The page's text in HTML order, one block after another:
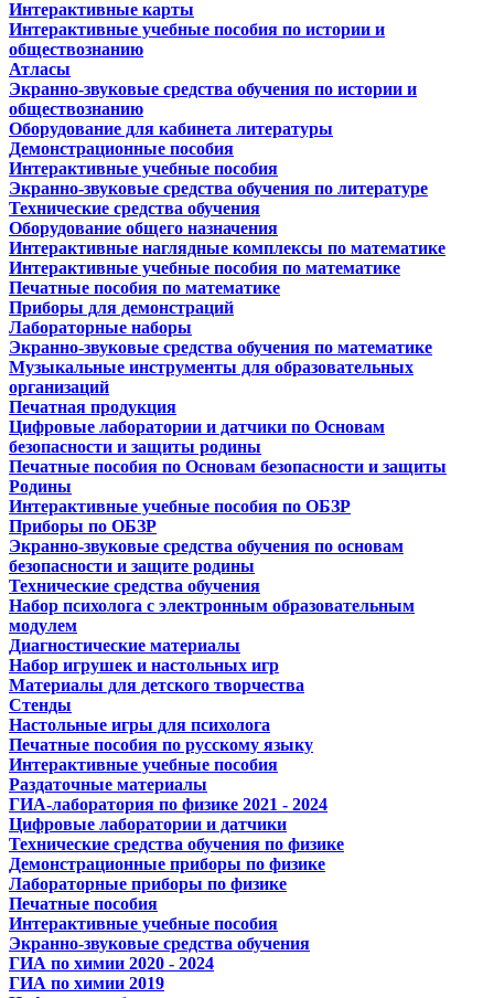
Интерактивные карты
Интерактивные учебные пособия по истории и
обществознанию
Атласы
Экранно-звуковые средства обучения по истории и
обществознанию
Оборудование для кабинета литературы
Демонстрационные пособия
Интерактивные учебные пособия
Экранно-звуковые средства обучения по литературе
Технические средства обучения
Оборудование общего назначения
Интерактивные наглядные комплексы по математике
Интерактивные учебные пособия по математике
Печатные пособия по математике
Приборы для демонстраций
Лабораторные наборы
Экранно-звуковые средства обучения по математике
Музыкальные инструменты для образовательных
организаций
Печатная продукция
Цифровые лаборатории и датчики по Основам
безопасности и защиты родины
Печатные пособия по Основам безопасности и защиты
Родины
Интерактивные учебные пособия по ОБЗР
Приборы по ОБЗР
Экранно-звуковые средства обучения по основам
безопасности и защите родины
Технические средства обучения
Набор психолога с электронным образовательным
модулем
Диагностические материалы
Набор игрушек и настольных игр
Материалы для детского творчества
Стенды
Настольные игры для психолога
Печатные пособия по русскому языку
Интерактивные учебные пособия
Раздаточные материалы
ГИА-лаборатория по физике 2021 - 2024
Цифровые лаборатории и датчики
Технические средства обучения по физике
Демонстрационные приборы по физике
Лабораторные приборы по физике
Печатные пособия
Интерактивные учебные пособия
Экранно-звуковые средства обучения
ГИА по химии 2020 - 2024
ГИА по химии 2019